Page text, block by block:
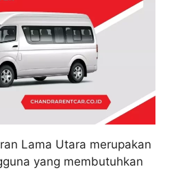
Lama Utara merupakan
yang membutuhkan